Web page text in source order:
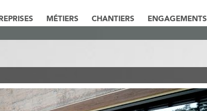
MÉTIERS CHANTIERS ENGAGEMENTS